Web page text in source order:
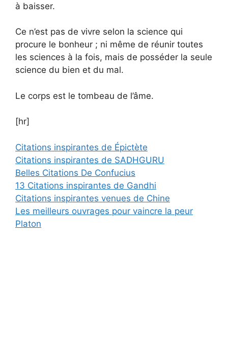
à baisser.
Ce n’est pas de vivre selon la science qui
procure le bonheur ; ni même de réunir toutes
les sciences à la fois, mais de posséder la seule
science du bien et du mal.
Le corps est le tombeau de l’âme.
[hr]
Citations inspirantes de Épictète
Citations inspirantes de SADHGURU
Belles Citations De Confucius
13 Citations inspirantes de Gandhi
Citations inspirantes venues de Chine
Les meilleurs ouvrages pour vaincre la peur
Platon